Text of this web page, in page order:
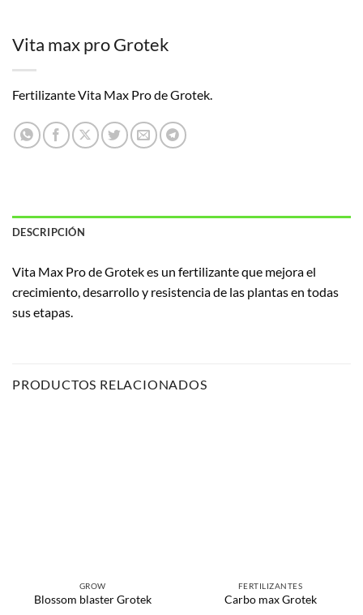
Vita max pro Grotek
Fertilizante Vita Max Pro de Grotek.
DESCRIPCIÓN
Vita Max Pro de Grotek es un fertilizante que mejora el
crecimiento, desarrollo y resistencia de las plantas en todas
sus etapas.
PRODUCTOS RELACIONADOS
GROW
Blossom blaster Grotek
FERTILIZANTES
Carbo max Grotek